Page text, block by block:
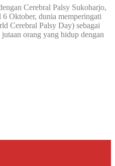
Cerebral Palsy Sukoharjo,
Oktober, dunia memperingati
Cerebral Palsy Day) sebagai
orang yang hidup dengan